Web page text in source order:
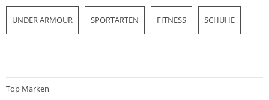
UNDER ARMOUR SPORTARTEN FITNESS SCHUHE
Top Marken